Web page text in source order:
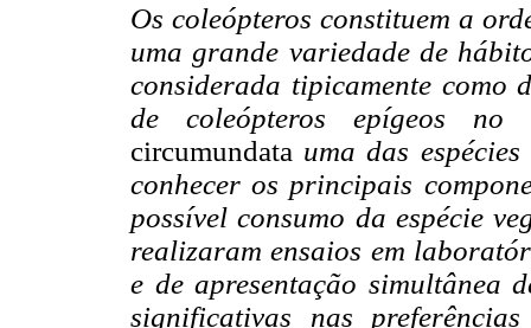
Os coleópteros constituem a
uma grande variedade de
considerada tipicamente como
de coleópteros epígeos no
circumundata uma das
conhecer os principais
possível consumo da espécie
realizaram ensaios em
e de apresentação simultânea
significativas nas